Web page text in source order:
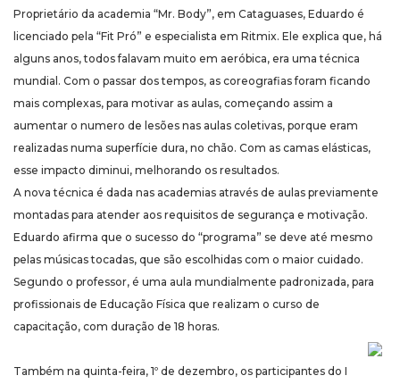
Proprietário da academia “Mr. Body”, em Cataguases, Eduardo é
licenciado pela “Fit Pró” e especialista em Ritmix. Ele explica que, há
alguns anos, todos falavam muito em aeróbica, era uma técnica
mundial. Com o passar dos tempos, as coreografias foram ficando
mais complexas, para motivar as aulas, começando assim a
aumentar o numero de lesões nas aulas coletivas, porque eram
realizadas numa superfície dura, no chão. Com as camas elásticas,
esse impacto diminui, melhorando os resultados.
A nova técnica é dada nas academias através de aulas previamente
montadas para atender aos requisitos de segurança e motivação.
Eduardo afirma que o sucesso do “programa” se deve até mesmo
pelas músicas tocadas, que são escolhidas com o maior cuidado.
Segundo o professor, é uma aula mundialmente padronizada, para
profissionais de Educação Física que realizam o curso de
capacitação, com duração de 18 horas.
Também na quinta-feira, 1º de dezembro, os participantes do I